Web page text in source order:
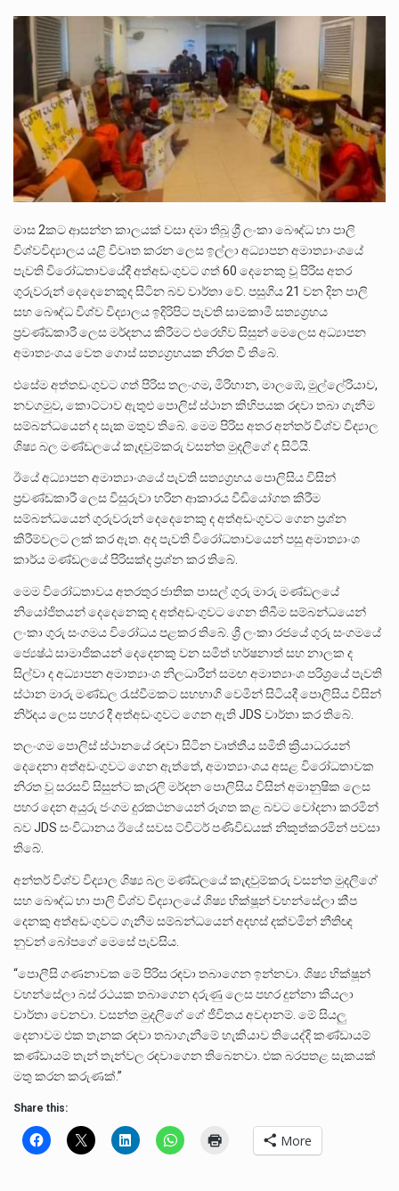
මේ, දන්නා හඳුනන ලියන්නකුගේ නන්නාඳුනන අඩවියක සැරිසරා ලද ආස්වාදනීය මොහොතක සිංහාවලෝකනයකි .කෙටි කවියක දිගු බර…
වත්මන් ආණ්ඩුවේ ප්‍රධාන පාර්ශවකරුවා වන ජනතා විමුක්ති පෙරමුණේ කාලයක පටන් තිබුණු ප්‍රධාන සටන් පාඨයක් වූවේ…
මාස 2කට ආසන්න කාලයක් වසා දමා තිබූ ශ්‍රී ලංකා බෞද්ධ හා පාලි
විශ්වවිද්‍යාලය යළි විවෘත කරන ලෙස ඉල්ලා අධ්‍යාපන අමාත්‍යාංශයේ
පැවති විරෝධතාවයේදී අත්අඩංගුවට ගත් 60 දෙනෙකු වූ පිරිස අතර
ගුරුවරුන් දෙදෙනෙකුද සිටින බව වාර්තා වේ. පසුගිය 21 වන දින පාලි
සහ බෞද්ධ විශ්ව විද්‍යාලය ඉදිරිපිට පැවති සාමකාමී සත්‍යග්‍රහය
ප්‍රචණ්ඩකාරී ලෙස මර්දනය කිරීමට එරෙහිව සිසුන් මෙලෙස අධ්‍යාපන
අමාත්‍යංශය වෙත ගොස් සත්‍යග්‍රහයක නිරත වී තිබේ.
එසේම අත්තඩංගුවට ගත් පිරිස තලංගම, මිරිහාන, මාලඹේ, මුල්ලේරියාව,
නවගමුව, කොට්ටාව ඇතුළු පොලිස් ස්ථාන කිහිපයක රඳවා තබා ගැනීම
සම්බන්ධයෙන් ද සැක මතුව තිබේ. මෙම පිරිස අතර අන්තර් විශ්ව විද්‍යාල
ශිෂ්‍ය බල මණ්ඩලයේ කැඳවුම්කරු වසන්ත මුදලිගේ ද සිටියි.
ඊයේ අධ්‍යාපන අමාත්‍යාංශයේ පැවති සත්‍යග්‍රහය පොලිසිය විසින්
ප්‍රචණ්ඩකාරී ලෙස විසුරුවා හරින ආකාරය වීඩියෝගත කිරීම
සම්බන්ධයෙන් ගුරුවරුන් දෙදෙනෙකු ද අත්අඩංගුවට ගෙන ප්‍රශ්න
කිරීම්වලට ලක් කර ඇත. අද පැවති විරෝධතාවයෙන් පසු අමාත්‍යාංශ
කාර්ය මණ්ඩලයේ පිරිසක්ද ප්‍රශ්න කර තිබේ.
මෙම විරෝධතාවය අතරතුර ජාතික පාසල් ගුරු මාරු මණ්ඩලයේ
නියෝජිතයන් දෙදෙනෙකු ද අත්අඩංගුවට ගෙන තිබීම සම්බන්ධයෙන්
ලංකා ගුරු සංගමය විරෝධය පළකර තිබේ. ශ්‍රී ලංකා රජයේ ගුරු සංගමයේ
ජ්‍යෙෂ්ඨ සාමාජිකයන් දෙදෙනකු වන සමිත් හර්ෂනාත් සහ නාලක ද
සිල්වා ද අධ්‍යාපන අමාත්‍යාංශ නිලධාරීන් සමඟ අමාත්‍යාංශ පරිශ්‍රයේ පැවති
ස්ථාන මාරු මණ්ඩල රැස්වීමකට සහභාගි වෙමින් සිටියදී පොලිසිය විසින්
නිර්දය ලෙස පහර දී අත්අඩංගුවට ගෙන ඇති JDS වාර්තා කර තිබේ.
තලංගම පොලිස් ස්ථානයේ රඳවා සිටින වෘත්තීය සමිති ක්‍රියාධරයන්
දෙදෙනා අත්අඩංගුවට ගෙන ඇත්තේ, අමාත්‍යාංශය අසළ විරෝධතාවක
නිරත වූ සරසවි සිසුන්ට කැරලි මර්දන පොලිසිය විසින් අමානුෂික ලෙස
පහර දෙන අයුරු ජංගම දුරකථනයෙන් රූගත කළ බවට චෝදනා කරමින්
බව JDS සංවිධානය ඊයේ සවස ට්විටර් පණිවිඩයක් නිකුත්කරමින් පවසා
තිබේ.
අන්තර් විශ්ව විද්‍යාල ශිෂ්‍ය බල මණ්ඩලයේ කැඳවුම්කරු වසන්ත මුදලිගේ
සහ බෞද්ධ හා පාලි විශ්ව විද්‍යාලයේ ශිෂ්‍ය භික්ෂූන් වහන්සේලා කීප
දෙනකු අත්අඩංගුවට ගැනීම සම්බන්ධයෙන් අදහස් දක්වමින් නීතිඥ
නුවන් බෝපගේ මෙසේ පැවසිය.
“පොලීසි ගණනාවක මේ පිරිස රඳවා තබාගෙන ඉන්නවා. ශිෂ්‍ය භික්ෂූන්
වහන්සේලා බස් රථයක තබාගෙන දරුණු ලෙස පහර දුන්නා කියලා
වාර්තා වෙනවා. වසන්ත මුදලිගේ ගේ ජීවිතය අවදානම්. මේ සියලු
දෙනාවම එක තැනක රඳවා තබාගැනීමේ හැකියාව තියෙද්දි කණ්ඩායම්
කණ්ඩායම් තැන් තැන්වල රඳවාගෙන තිබෙනවා. එක බරපතළ සැකයක්
මතු කරන කරුණක්.”
Share this:
More